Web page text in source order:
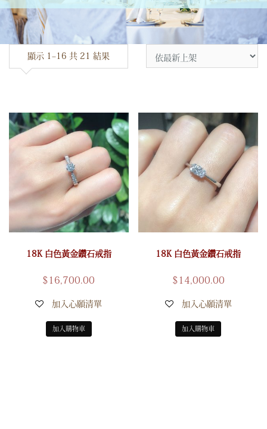
顯示 1–16 共 21 結果
18K 白色黃金鑽石戒指
$ 16,700.00
加入心願清單
加入購物車
18K 白色黃金鑽石戒指
$ 14,000.00
加入心願清單
加入購物車